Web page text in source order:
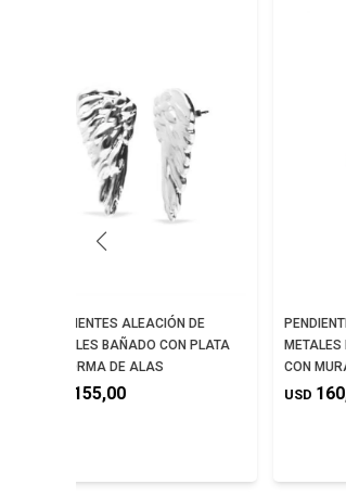
PENDIENTES ALEACIÓN DE
METALES BAÑADO CON PLATA
EN FORMA DE ALAS
155,00
CON
USD